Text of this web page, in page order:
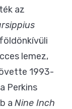
az
lemez,
1993-
Perkins
a Nine Inch